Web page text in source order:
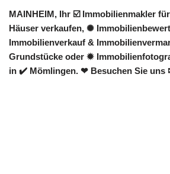
MAINHEIM, Ihr ☑️ Immobilienmakler
Häuser verkaufen, ✺
Immobilienverkauf &
Grundstücke oder ✹
in ✔️ Mömlingen. ❤ Besuchen Sie